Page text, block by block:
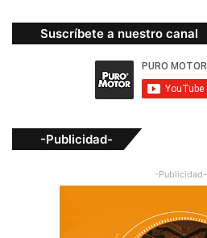
Suscríbete a nuestro canal
-Publicidad-
-Publicidad-